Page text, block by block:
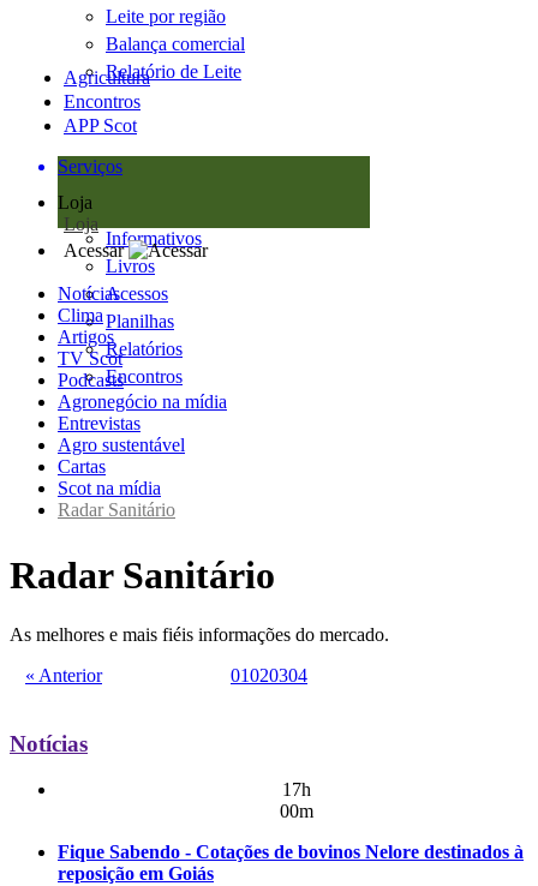
Leite por região
Balança comercial
Relatório de Leite
Agricultura
Encontros
APP Scot
Serviços
Loja
Loja
Informativos
Livros
Acessos
Planilhas
Relatórios
Encontros
Acessar
Notícias
Clima
Artigos
TV Scot
Podcasts
Agronegócio na mídia
Entrevistas
Agro sustentável
Cartas
Scot na mídia
Radar Sanitário
Radar Sanitário
As melhores e mais fiéis informações do mercado.
« Anterior
01020304
Notícias
17h
00m
Fique Sabendo - Cotações de bovinos Nelore destinados à
reposição em Goiás